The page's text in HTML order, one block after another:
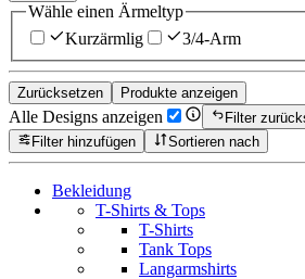
Wähle einen Ärmeltyp
Kurzärmlig
3/4-Arm
Zurücksetzen Produkte anzeigen
Alle Designs anzeigen
Filter
Filter hinzufügen
Sortieren nach
Bekleidung
T-Shirts & Tops
T-Shirts
Tank Tops
Langarmshirts